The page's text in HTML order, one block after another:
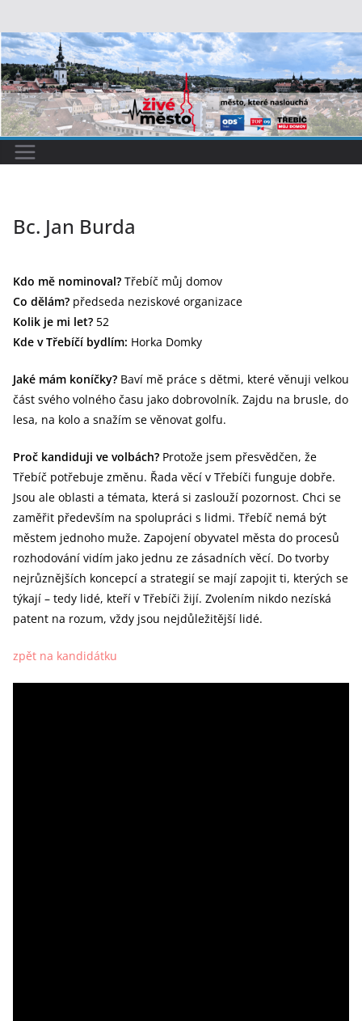
na
obsah
Bc. Jan Burda
Kdo mě nominoval? Třebíč můj domov
Co dělám? předseda neziskové organizace
Kolik je mi let? 52
Kde v Třebíčí bydlím: Horka Domky
Jaké mám koníčky? Baví mě práce s dětmi, které věnuji velkou
část svého volného času jako dobrovolník. Zajdu na brusle, do
lesa, na kolo a snažím se věnovat golfu.
Proč kandiduji ve volbách? Protože jsem přesvědčen, že
Třebíč potřebuje změnu. Řada věcí v Třebíči funguje dobře.
Jsou ale oblasti a témata, která si zaslouží pozornost. Chci se
zaměřit především na spolupráci s lidmi. Třebíč nemá být
městem jednoho muže. Zapojení obyvatel města do procesů
rozhodování vidím jako jednu ze zásadních věcí. Do tvorby
nejrůznějších koncepcí a strategií se mají zapojit ti, kterých se
týkají – tedy lidé, kteří v Třebíči žijí. Zvolením nikdo nezíská
patent na rozum, vždy jsou nejdůležitější lidé.
zpět na kandidátku